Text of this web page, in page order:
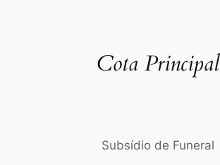
Cota Principal
Subsídio de Funeral